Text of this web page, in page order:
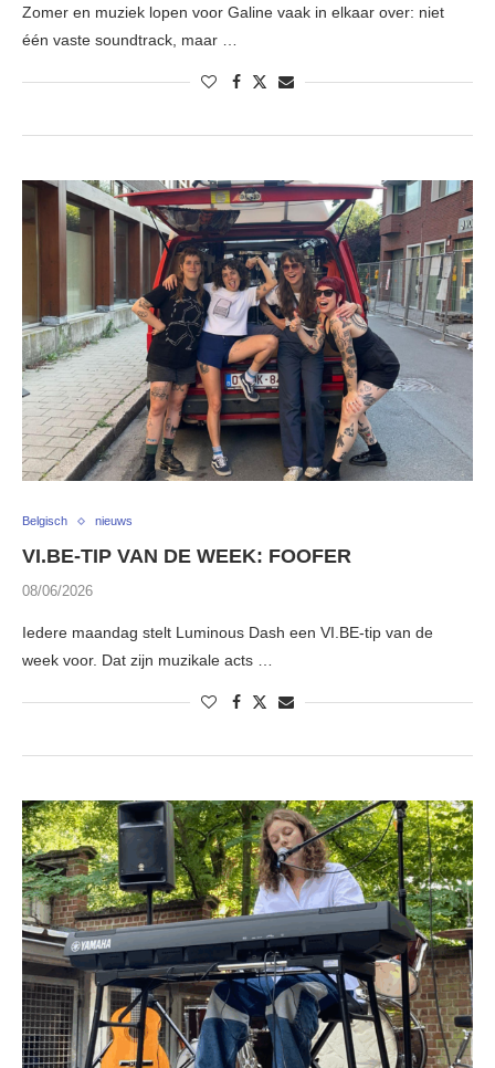
Zomer en muziek lopen voor Galine vaak in elkaar over: niet
één vaste soundtrack, maar …
Belgisch nieuws
VI.BE-TIP VAN DE WEEK: FOOFER
08/06/2026
Iedere maandag stelt Luminous Dash een VI.BE-tip van de
week voor. Dat zijn muzikale acts …